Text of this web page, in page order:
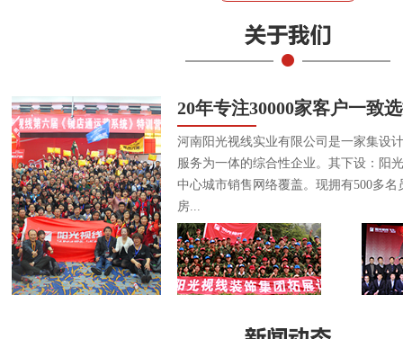
20年专注30000家客户一致
河南阳光视线实业有限公司是一家集设
服务为一体的综合性企业。其下设：阳
中心城市销售网络覆盖。现拥有500多
房...